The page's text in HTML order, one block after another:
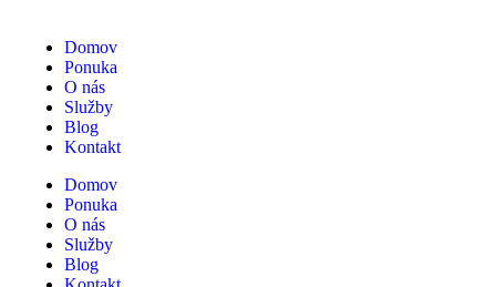
Domov
Ponuka
O nás
Služby
Blog
Kontakt
Domov
Ponuka
O nás
Služby
Blog